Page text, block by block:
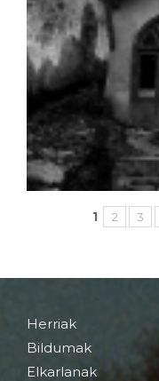
1 2 3
Herriak
Bildumak
Elkarlanak